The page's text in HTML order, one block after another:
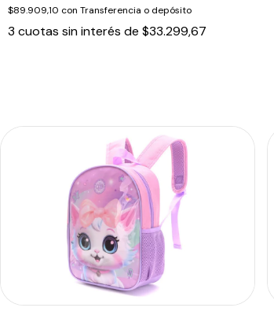
$89.909,10 con Transferencia o depósito
3 cuotas sin interés de $33.299,67